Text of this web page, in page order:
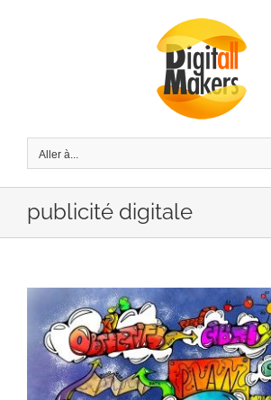
Aller à...
publicité digitale